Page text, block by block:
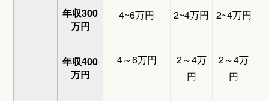
年収300
万円
4~6万円 2~4万円 2~4万円
年収400
万円
4～6万円
2～4万
円
2～4万
円